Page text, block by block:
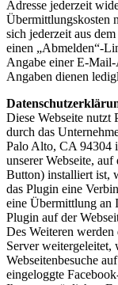
Adresse jederzeit
Übermittlungskosten
sich jederzeit aus
einen „Abmelden“-
Angabe einer E-
Angaben dienen
Diese Webseite nutzt
durch das
Palo Alto, CA 94304
unserer Webseite,
Button) installiert ist,
das Plugin eine
eine Übermittlung an
Plugin auf der
Des Weiteren
Server weitergeleitet,
Webseitenbesuche
eingeloggte